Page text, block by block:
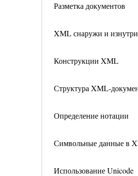
Разметка документов
XML снаружи и изнутри
Конструкции XML
Структура XML-
Определение нотации
Символьные данные в
Использование Unicode